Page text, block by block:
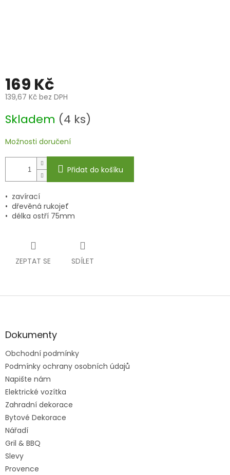
169 Kč
139,67 Kč bez DPH
cena:
Skladem (4 ks)
Možnosti doručení
Přidat do košíku
• zavírací
• dřevěná rukojeť
• délka ostří 75mm
ZEPTAT SE SDÍLET
Z
aDokumenty
Obchodní podmínky
Podmínky ochrany osobních údajů
Napište nám
Elektrické vozítka
Zahradní dekorace
Bytové Dekorace
Nářadí
Gril & BBQ
Slevy
Provence